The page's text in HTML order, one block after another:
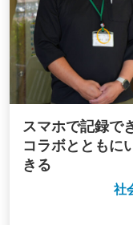
スマホで記録で
コラボとともに
きる
社